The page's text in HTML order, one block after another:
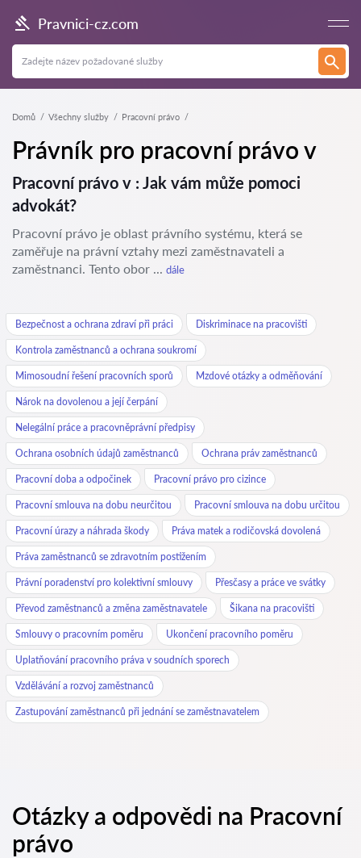
Pravnici-cz.com
Domů Všechny služby Pracovní právo
Právník pro pracovní právo v
Pracovní právo v : Jak vám může pomoci
advokát?
Pracovní právo je oblast právního systému, která se
zaměřuje na právní vztahy mezi zaměstnavateli a
zaměstnanci. Tento obor ... dále
Bezpečnost a ochrana zdraví při práci Diskriminace na pracovišti
Kontrola zaměstnanců a ochrana soukromí
Mimosoudní řešení pracovních sporů Mzdové otázky a odměňování
Nárok na dovolenou a její čerpání
Nelegální práce a pracovněprávní předpisy
Ochrana osobních údajů zaměstnanců Ochrana práv zaměstnanců
Pracovní doba a odpočinek Pracovní právo pro cizince
Pracovní smlouva na dobu neurčitou Pracovní smlouva na dobu určitou
Pracovní úrazy a náhrada škody Práva matek a rodičovská dovolená
Práva zaměstnanců se zdravotním postižením
Právní poradenství pro kolektivní smlouvy Přesčasy a práce ve svátky
Převod zaměstnanců a změna zaměstnavatele Šikana na pracovišti
Smlouvy o pracovním poměru Ukončení pracovního poměru
Uplatňování pracovního práva v soudních sporech
Vzdělávání a rozvoj zaměstnanců
Zastupování zaměstnanců při jednání se zaměstnavatelem
Otázky a odpovědi na Pracovní
právo